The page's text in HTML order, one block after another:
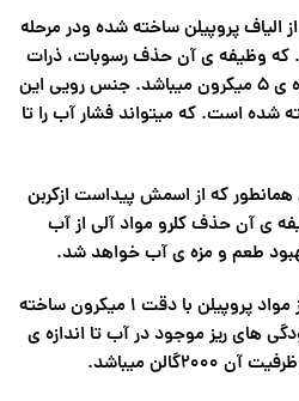
اینلاین از الیاف پروپیلن ساخته شده ودر مرحله
وظیفه ی آن حذف رسوبات، ذرات
معلق در آب وآلودگی ها تا اندازه ی 5 میکرون میباشد. جنس رویی این
شده است. که میتواند فشار آب را تا
همانطور که از اسمش پیداست ازکربن
ی آن حذف کلرو مواد آلی از آب
طعم و مزه ی آب خواهد شد.
مرحله۳: فیلتر۱میکرون اینلاین از مواد پروپیلن با دقت ۱ میکرون ساخته
های ریز موجود در آب تا اندازه ی